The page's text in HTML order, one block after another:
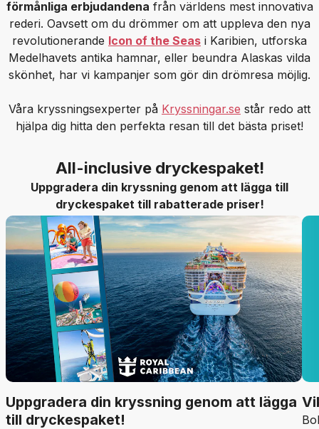
förmånliga erbjudandena från världens mest innovativa
rederi. Oavsett om du drömmer om att uppleva den nya
revolutionerande Icon of the Seas i Karibien, utforska
Medelhavets antika hamnar, eller beundra Alaskas vilda
skönhet, har vi kampanjer som gör din drömresa möjlig.
Våra kryssningsexperter på Kryssningar.se står redo att
hjälpa dig hitta den perfekta resan till det bästa priset!
All-inclusive dryckespaket!
Uppgradera din kryssning genom att lägga till
dryckespaket till rabatterade priser!
Uppgradera din kryssning genom att lägga
till dryckespaket!